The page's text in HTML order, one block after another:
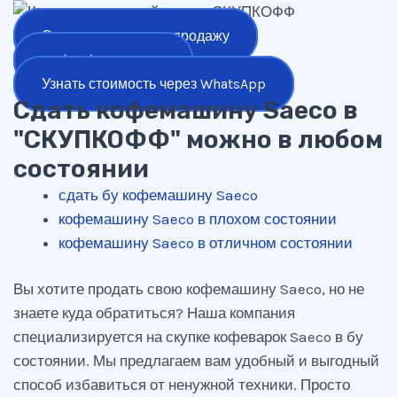
Оставить заявку на продажу
+7 (977) 777-25-24
Узнать стоимость через WhatsApp
Сдать кофемашину Saeco в
"СКУПКОФФ" можно в любом
состоянии
сдать бу кофемашину Saeco
кофемашину Saeco в плохом состоянии
кофемашину Saeco в отличном состоянии
Вы хотите продать свою кофемашину Saeco, но не
знаете куда обратиться? Наша компания
специализируется на скупке кофеварок Saeco в бу
состоянии. Мы предлагаем вам удобный и выгодный
способ избавиться от ненужной техники. Просто